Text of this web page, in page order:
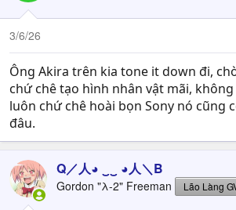
3/6/26
Ông Akira trên kia tone it down đi,
chứ chê tạo hình nhân vật mãi,
luôn chứ chê hoài bọn Sony nó cũng
đâu.
Q／人◕ ‿‿ ◕人＼B
Gordon "λ-2" Freeman Lão Làng